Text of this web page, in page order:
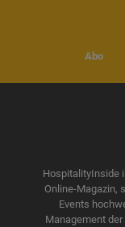
Abo
HospitalityInside
Online-Magazin,
Events
Management